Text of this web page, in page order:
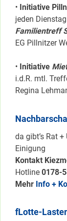
• Initiative
jeden
Familientreff
EG Pillnitzer
• Initiative
i.d.R. mtl.
Regina
da gibt’s Rat
Einigung
Kontakt
Hotline 0178-
Mehr Info +
fLotte-